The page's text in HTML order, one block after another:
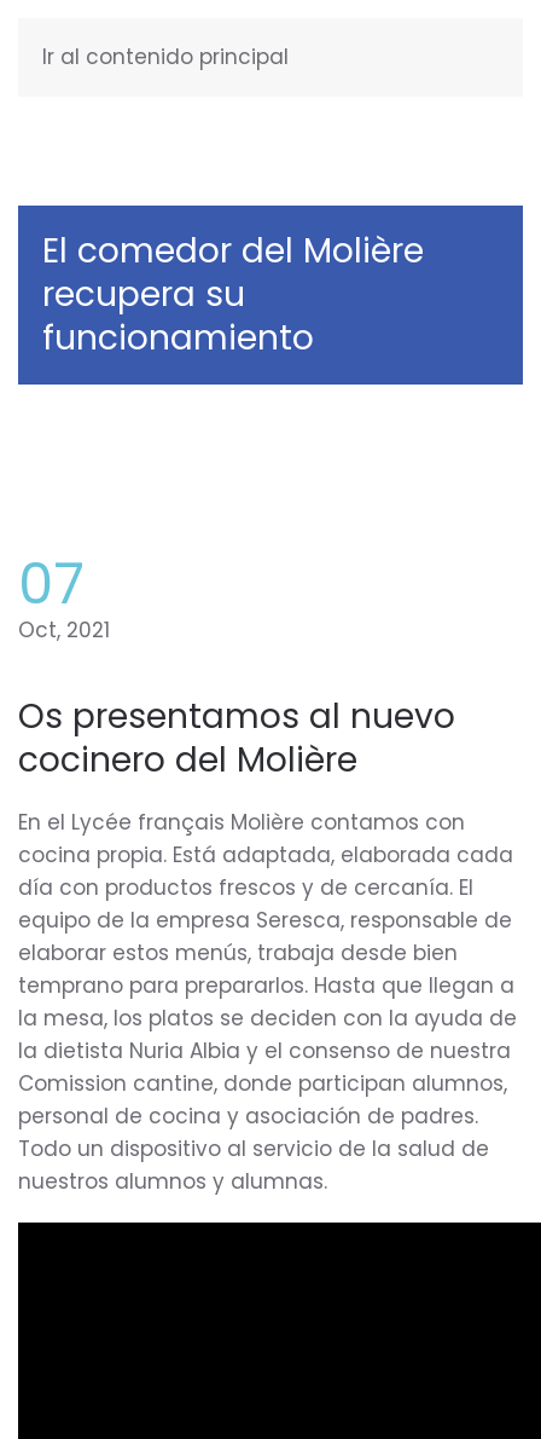
Ir al contenido principal
El comedor del Molière
recupera su
funcionamiento
07
Oct, 2021
Os presentamos al nuevo
cocinero del Molière
En el Lycée français Molière contamos con
cocina propia. Está adaptada, elaborada cada
día con productos frescos y de cercanía. El
equipo de la empresa Seresca, responsable de
elaborar estos menús, trabaja desde bien
temprano para prepararlos. Hasta que llegan a
la mesa, los platos se deciden con la ayuda de
la dietista Nuria Albia y el consenso de nuestra
Comission cantine, donde participan alumnos,
personal de cocina y asociación de padres.
Todo un dispositivo al servicio de la salud de
nuestros alumnos y alumnas.